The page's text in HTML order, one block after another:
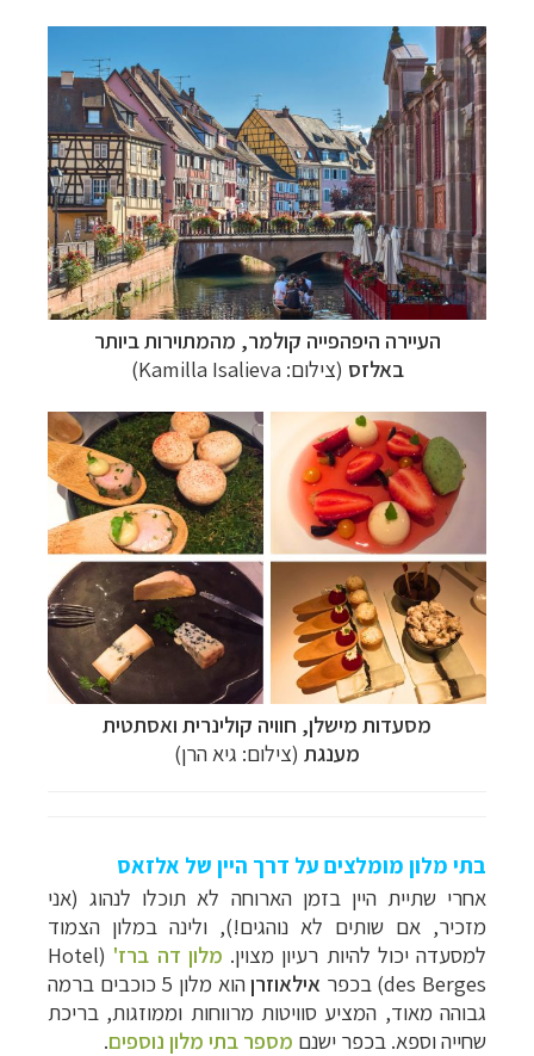
העיירה היפהפייה קולמר, מהמתוירות ביותר
באלזס (צילום: Kamilla Isalieva
)
מסעדות מישלן, חוויה קולינרית ואסתטית
מענגת (צילום: גיא הרן)
בתי מלון מומלצים על דרך היין של אלזאס
אחרי שתיית היין בזמן הארוחה לא תוכלו לנהוג (אני
מזכיר, אם שותים לא נוהגים!), ולינה במלון הצמוד
למסעדה יכול להיות רעיון מצוין. מלון דה ברז' (Hotel
des Berges) בכפר
אילאוזרן
הוא מלון 5 כוכבים ברמה
גבוהה מאוד, המציע סוויטות מרווחות וממוזגות, בריכת
שחייה וספא. בכפר ישנם מספר בתי מלון נוספים.